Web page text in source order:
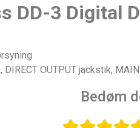
DD-3 Digital
OUTPUT jackstik,
Bedøm